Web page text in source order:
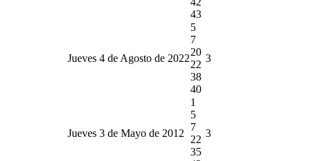
43
Jueves 4 de Agosto de 2022
5
7
20
22
38
40
3
Jueves 3 de Mayo de 2012
1
5
7
22
35
3